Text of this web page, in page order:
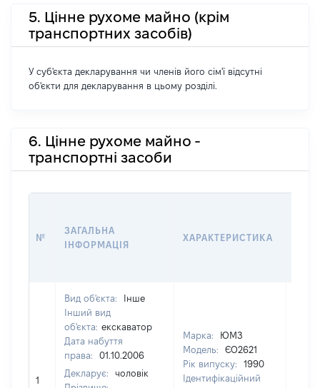
5. Цінне рухоме майно (крім
транспортних засобів)
У суб'єкта декларування чи членів його сім'ї відсутні
об'єкти для декларування в цьому розділі.
6. Цінне рухоме майно -
транспортні засоби
№
ЗАГАЛЬНА
ІНФОРМАЦІЯ
ХАРАКТЕРИСТИКА
1
Вид об'єкта:
Інше
Інший вид
об'єкта: екскаватор
Дата набуття
права:
01.10.2006
Декларує:
чоловік
Марка:
ЮМЗ
Модель:
ЄО2621
Рік випуску:
1990
Ідентифікаційний